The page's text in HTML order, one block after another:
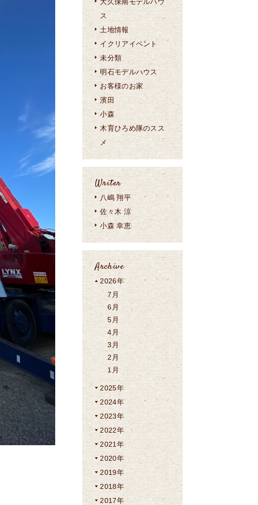
ス
土地情報
イクリアイベント
未分類
明石モデルハウス
お客様のお家
濱田
小森
木育ひろめ隊のスス
メ
Writer
八嶋 翔平
佐々木 涼
小森 幸恵
Archive
2026年
7月
6月
5月
4月
3月
2月
1月
2025年
2024年
2023年
2022年
2021年
2020年
2019年
2018年
2017年